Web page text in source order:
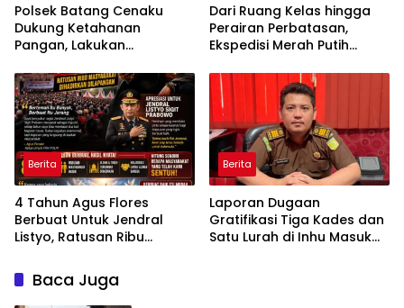
Polsek Batang Cenaku
Dukung Ketahanan
Pangan, Lakukan
Penyiraman Tanaman
Jagung Pipil di Desa Aur
Cina
Dari Ruang Kelas hingga
Perairan Perbatasan,
Ekspedisi Merah Putih
Kebangsaan di Dumai
Berita
4 Tahun Agus Flores
Berbuat Untuk Jendral
Listyo, Ratusan Ribu
Dilapangan
Berita
Laporan Dugaan
Gratifikasi Tiga Kades dan
Satu Lurah di Inhu Masuk
Baca Juga